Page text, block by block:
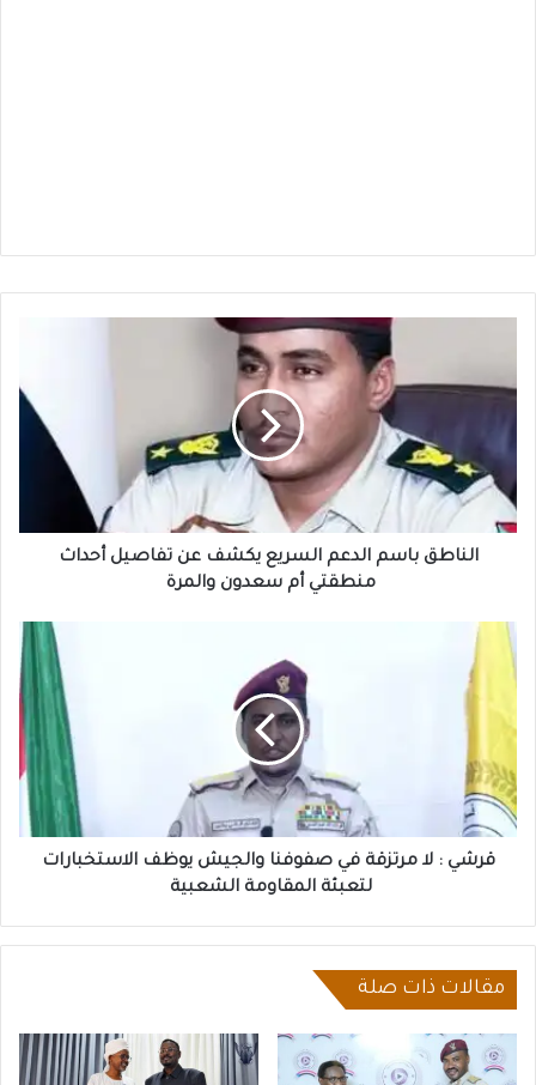
عن
تفاصيل
أحداث
منطقتي
الناطق باسم الدعم السريع يكشف عن تفاصيل أحداث
منطقتي أم سعدون والمرة
قرشي
لا
مرتزقة
في
صفوفنا
والجيش
يوظف
الاستخبارات
لتعبئةقرشي : لا مرتزقة في صفوفنا والجيش يوظف الاستخبارات
لتعبئة المقاومة الشعبية
مقالات ذات صلة